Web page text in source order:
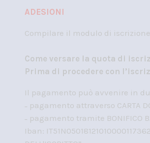
ADESIONI
Compilare il modulo di
Come versare la quota di
Prima di procedere con
Il pagamento può avvenire in
˗ pagamento attraverso CARTA
˗ pagamento tramite BONIFICO
Iban: